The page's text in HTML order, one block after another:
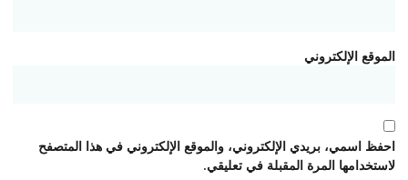
الموقع الإلكتروني
احفظ اسمي، بريدي الإلكتروني، والموقع الإلكتروني في هذا المتصفح
لاستخدامها المرة المقبلة في تعليقي.